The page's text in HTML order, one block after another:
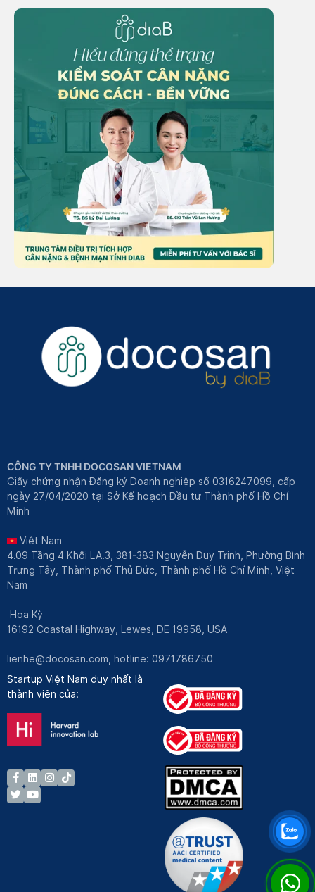
CÔNG TY TNHH DOCOSAN VIETNAM
Giấy chứng nhận Đăng ký Doanh nghiệp số 0316247099, cấp
ngày 27/04/2020 tại Sở Kế hoạch Đầu tư Thành phố Hồ Chí
Minh
Việt Nam
4.09 Tầng 4 Khối LA.3, 381-383 Nguyễn Duy Trinh, Phường Bình
Trưng Tây, Thành phố Thủ Đức, Thành phố Hồ Chí Minh, Việt
Nam
Hoa Kỳ
16192 Coastal Highway, Lewes, DE 19958, USA
lienhe@docosan.com , hotline: 0971786750
Startup Việt Nam duy nhất là
thành viên của: